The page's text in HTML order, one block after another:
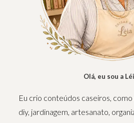
Olá, eu sou a
Eu crio conteúdos caseiros,
diy, jardinagem, artesanato,